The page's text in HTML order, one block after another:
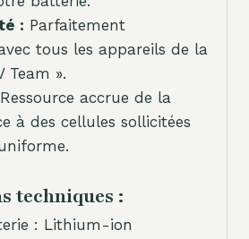
: Parfaitement
tous les appareils de la
Team ».
Ressource accrue de la
à des cellules sollicitées
techniques :
: Lithium-ion